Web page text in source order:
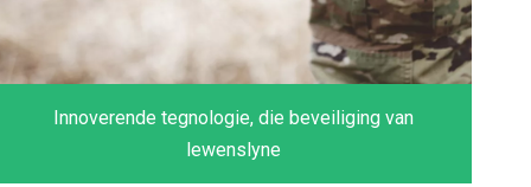
Innoverende tegnologie, die beveiliging van
lewenslyne